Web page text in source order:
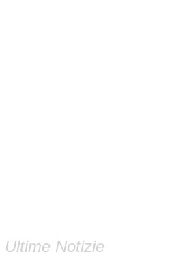
Ultime Notizie